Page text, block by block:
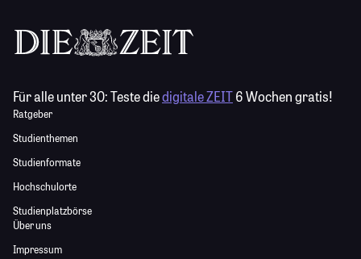
Für alle unter 30:Teste diedigitale ZEIT6 Wochen gratis!
Ratgeber
Studienthemen
Studienformate
Hochschulorte
Studienplatzbörse
Über uns
Impressum